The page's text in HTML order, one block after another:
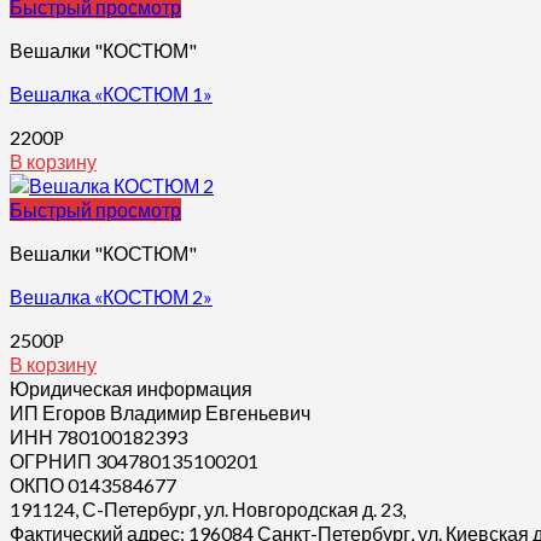
Быстрый просмотр
Вешалки "КОСТЮМ"
Вешалка «КОСТЮМ 1»
2200Р
В корзину
Быстрый просмотр
Вешалки "КОСТЮМ"
Вешалка «КОСТЮМ 2»
2500Р
В корзину
Юридическая информация
ИП Егоров Владимир Евгеньевич
ИНН 780100182393
ОГРНИП 304780135100201
ОКПО 0143584677
191124, С-Петербург, ул. Новгородская д. 23,
Фактический адрес: 196084 Санкт-Петербург, ул. Киевская